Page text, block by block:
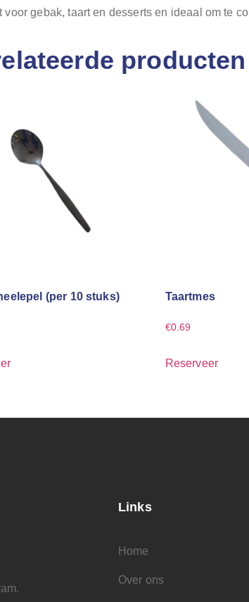
voor gebak, taart en desserts en ideaal om te
producten
(per 10 stuks) Taartmes
€0.69
Reserveer
Links
Home
Over ons